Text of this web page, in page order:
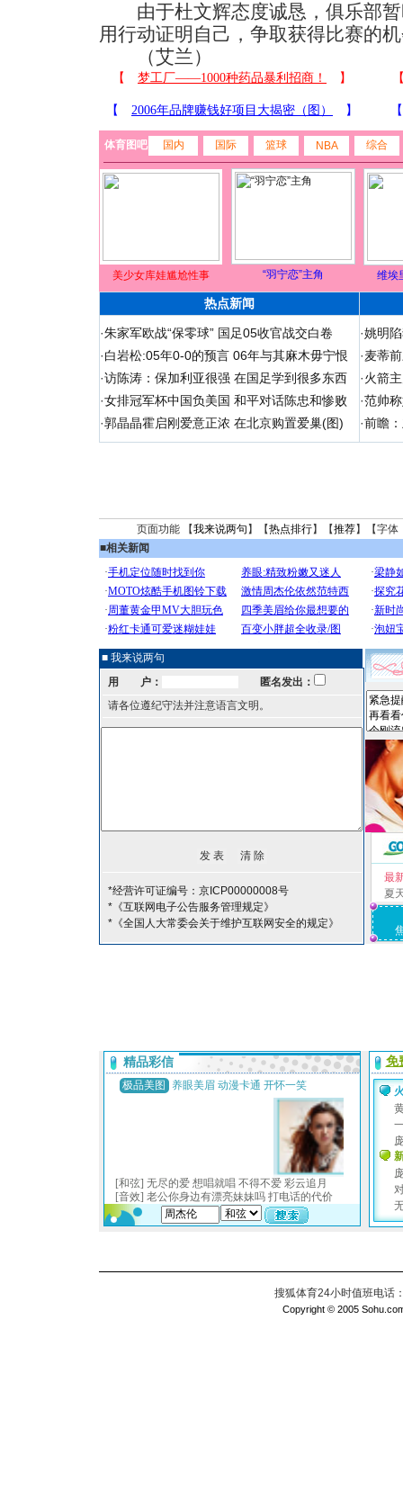
由于杜文辉态度诚恳，俱乐部暂
用行动证明自己，争取获得比赛的
（艾兰）
体育图吧 国内 国际 篮球 NBA 综合
美少女库娃尴尬性事 “羽宁恋”主角 维埃
热点新闻
·朱家军欧战“保零球” 国足05收官战交白卷
·白岩松:05年0-0的预言 06年与其麻木毋宁恨
·访陈涛：保加利亚很强 在国足学到很多东西
·女排冠军杯中国负美国 和平对话陈忠和惨败
·郭晶晶霍启刚爱意正浓 在北京购置爱巢(图)
·姚明
·麦蒂
·火箭
·范帅
·前瞻
页面功能 【我来说两句 】【热点排行】【推荐】【字体
■相关新闻
■ 我来说两句
用 户：
匿名发出：
请各位遵纪守法并注意语言文明。
*经营许可证编号：京ICP00000008号
*《互联网电子公告服务管理规定》
*《全国人大常委会关于维护互联网安全的规定》
最
夏
搜狐体育24小时值班电话
Copyright © 2005